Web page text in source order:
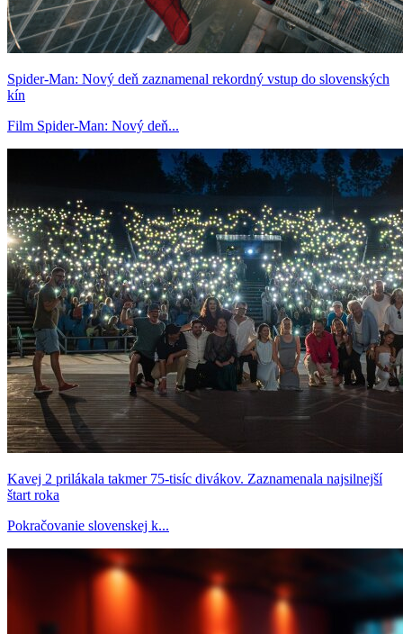
Spider-Man: Nový deň zaznamenal rekordný vstup do slovenských
kín
Film Spider-Man: Nový deň...
Kavej 2 prilákala takmer 75-tisíc divákov. Zaznamenala najsilnejší
štart roka
Pokračovanie slovenskej k...